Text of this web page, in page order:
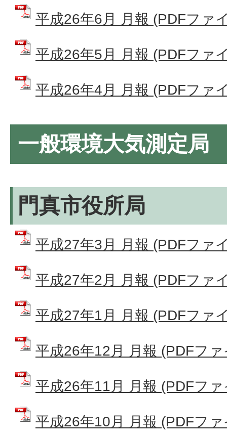
平成26年6月 月報 (PDFファ
平成26年5月 月報 (PDFファ
平成26年4月 月報 (PDFファ
一般環境大気測定局
門真市役所局
平成27年3月 月報 (PDFファ
平成27年2月 月報 (PDFファ
平成27年1月 月報 (PDFファ
平成26年12月 月報 (PDFフ
平成26年11月 月報 (PDFフ
平成26年10月 月報 (PDFフ